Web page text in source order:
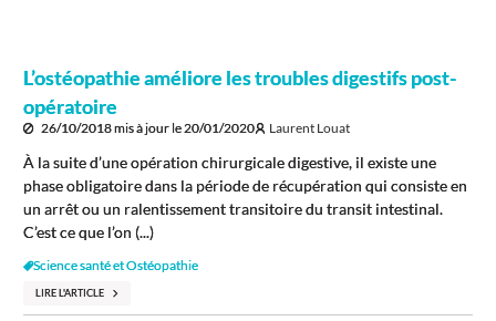
L’ostéopathie améliore les troubles digestifs post-
opératoire
26/10/2018mis à jour le 20/01/2020 Laurent Louat
À la suite d’une opération chirurgicale digestive, il existe une
phase obligatoire dans la période de récupération qui consiste en
un arrêt ou un ralentissement transitoire du transit intestinal.
C’est ce que l’on (...)
Science santé et Ostéopathie
LIRE L'ARTICLE